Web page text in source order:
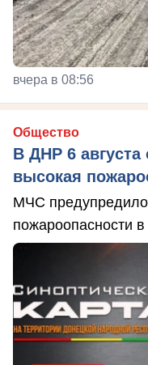
вчера в 08:56
Общество
В ДНР 6 августа
высокая
МЧС
пожароопасности